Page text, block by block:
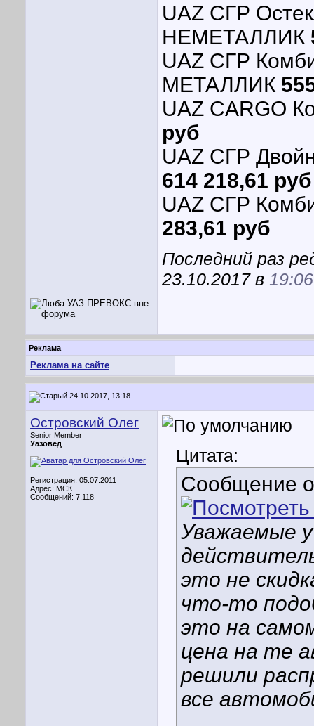
UAZ СГР
НЕМЕТАЛЛИК
UAZ СГР
МЕТАЛЛИК
UAZ CARGO
руб
UAZ СГР
614 218,61 руб
UAZ СГР
283,61 руб
Последний раз
23.10.2017 в 19:06
Реклама
Реклама на сайте
24.10.2017, 13:18
Островский Олег
Senior Member
Уазовед
Регистрация: 05.07.2011
Адрес: МСК
Сообщений: 7,118
Цитата:
Сообщение
Уважаемые
это не
что-то
это на
цена на те
решили
все